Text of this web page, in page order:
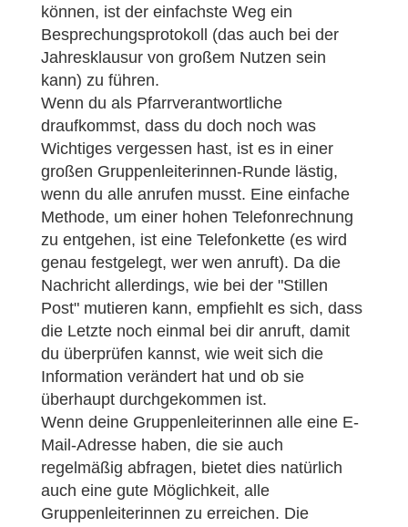
können, ist der einfachste Weg ein
Besprechungsprotokoll (das auch bei der
Jahresklausur von großem Nutzen sein
kann) zu führen.
Wenn du als Pfarrverantwortliche
draufkommst, dass du doch noch was
Wichtiges vergessen hast, ist es in einer
großen Gruppenleiterinnen-Runde lästig,
wenn du alle anrufen musst. Eine einfache
Methode, um einer hohen Telefonrechnung
zu entgehen, ist eine Telefonkette (es wird
genau festgelegt, wer wen anruft). Da die
Nachricht allerdings, wie bei der "Stillen
Post" mutieren kann, empfiehlt es sich, dass
die Letzte noch einmal bei dir anruft, damit
du überprüfen kannst, wie weit sich die
Information verändert hat und ob sie
überhaupt durchgekommen ist.
Wenn deine Gruppenleiterinnen alle eine E-
Mail-Adresse haben, die sie auch
regelmäßig abfragen, bietet dies natürlich
auch eine gute Möglichkeit, alle
Gruppenleiterinnen zu erreichen. Die